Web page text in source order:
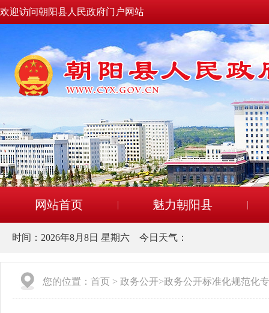
欢迎访问朝阳县人民政府门户网站
网站首页 魅力朝阳县
时间： 2026年8月8日 星期六 今日天气：
您的位置： 首页 > 政务公开>政务公开标准化规范化